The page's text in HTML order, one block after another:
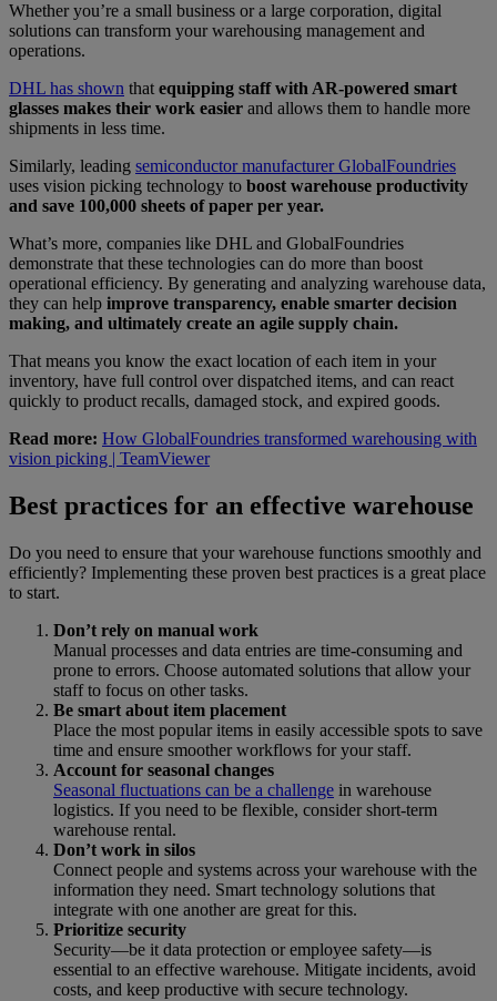
Whether you’re a small business or a large corporation, digital
solutions can transform your warehousing management and
operations.
DHL has shown that equipping staff with AR-powered smart
glasses makes their work easier and allows them to handle more
shipments in less time.
Similarly, leading semiconductor manufacturer GlobalFoundries
uses vision picking technology to boost warehouse productivity
and save 100,000 sheets of paper per year.
What’s more, companies like DHL and GlobalFoundries
demonstrate that these technologies can do more than boost
operational efficiency. By generating and analyzing warehouse data,
they can help improve transparency, enable smarter decision
making, and ultimately create an agile supply chain.
That means you know the exact location of each item in your
inventory, have full control over dispatched items, and can react
quickly to product recalls, damaged stock, and expired goods.
Read more: How GlobalFoundries transformed warehousing with
vision picking | TeamViewer
Best practices for an effective warehouse
Do you need to ensure that your warehouse functions smoothly and
efficiently? Implementing these proven best practices is a great place
to start.
Don’t rely on manual work
Manual processes and data entries are time-consuming and
prone to errors. Choose automated solutions that allow your
staff to focus on other tasks.
Be smart about item placement
Place the most popular items in easily accessible spots to save
time and ensure smoother workflows for your staff.
Account for seasonal changes
Seasonal fluctuations can be a challenge in warehouse
logistics. If you need to be flexible, consider short-term
warehouse rental.
Don’t work in silos
Connect people and systems across your warehouse with the
information they need. Smart technology solutions that
integrate with one another are great for this.
Prioritize security
Security—be it data protection or employee safety—is
essential to an effective warehouse. Mitigate incidents, avoid
costs, and keep productive with secure technology.